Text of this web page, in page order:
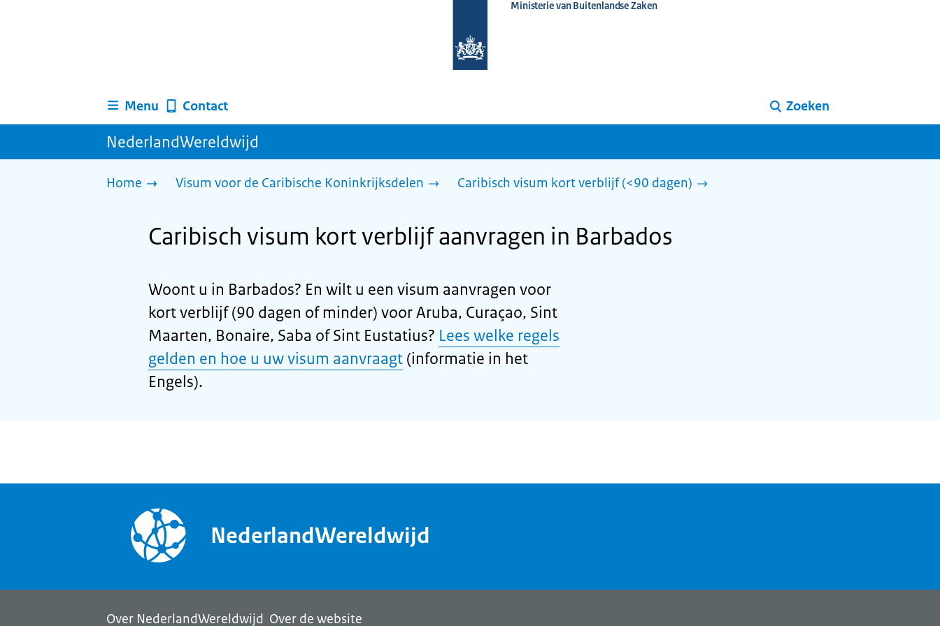
homepage
Ministerie van Buitenlandse Zaken
Menu Contact Zoeken
NederlandWereldwijd
Home Visum voor de Caribische Koninkrijksdelen Caribisch visum kort verblijf (<90 dagen)
Caribisch visum kort verblijf aanvragen in Barbados
Woont u in Barbados? En wilt u een visum aanvragen voor
kort verblijf (90 dagen of minder) voor Aruba, Curaçao, Sint
Maarten, Bonaire, Saba of Sint Eustatius? Lees welke regels
gelden en hoe u uw visum aanvraagt (informatie in het
Engels).
NederlandWereldwijd
Over NederlandWereldwijd Over de website